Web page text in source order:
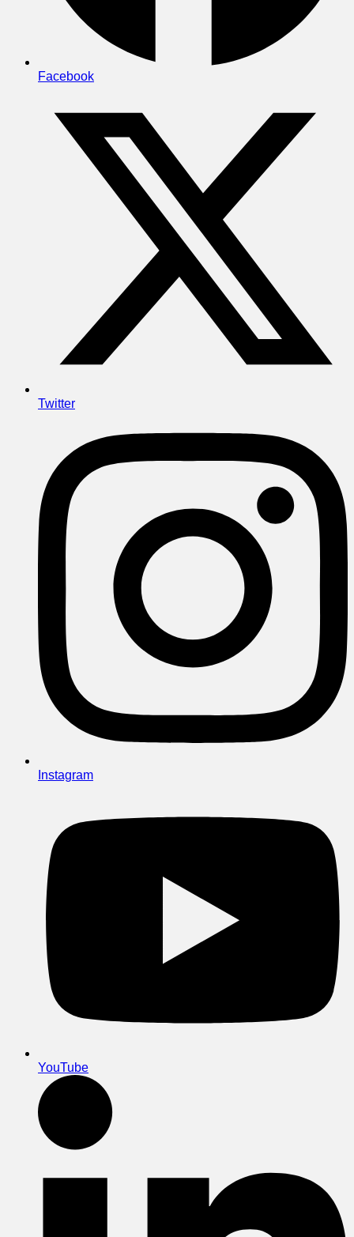
Facebook
Twitter
Instagram
YouTube